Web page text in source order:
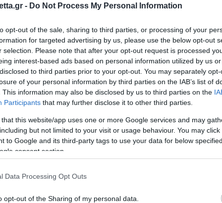
- Do Not Process My Personal Information
opt-out of the sale, sharing to third parties, or processing of your
for targeted advertising by us, please use the below opt-out
selection. Please note that after your opt-out request is processed
interest-based ads based on personal information utilized by us
to third parties prior to your opt-out. You may separately
of your personal information by third parties on the IAB’s list of
This information may also be disclosed by us to third parties on the
Participants that may further disclose it to other third parties.
that this website/app uses one or more Google services and may
but not limited to your visit or usage behaviour. You may
to Google and its third-party tags to use your data for below
consent section.
Data Processing Opt Outs
opt-out of the Sharing of my personal data.
μήνυμα ενός τηλεθεατή που τον
Γεωργιάδη.
το μήνυμα που του έστειλε ένας τηλεθεατής
Ελλάδα».
την βοήθεια που δίνει η κυβέρνηση στους
μήνυμα και ακολούθησε η έκρηξή του...